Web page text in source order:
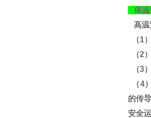
保温
高温
（1
（2
（3
（4
的传
安全